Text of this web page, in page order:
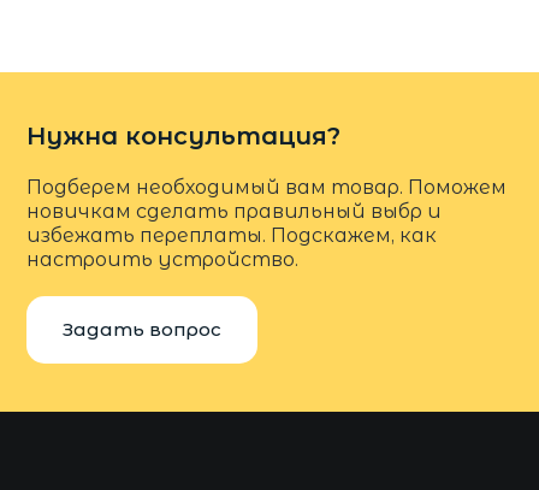
Нужна консультация?
Подберем необходимый вам товар. Поможем
новичкам сделать правильный выбр и
избежать переплаты. Подскажем, как
настроить устройство.
Задать вопрос